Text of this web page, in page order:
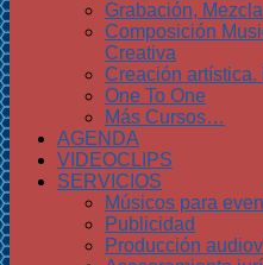
Grabación,
Composición
Creativa
Creación
One To One
Más Cursos…
AGENDA
VIDEOCLIPS
SERVICIOS
Músicos para
Publicidad
Producción